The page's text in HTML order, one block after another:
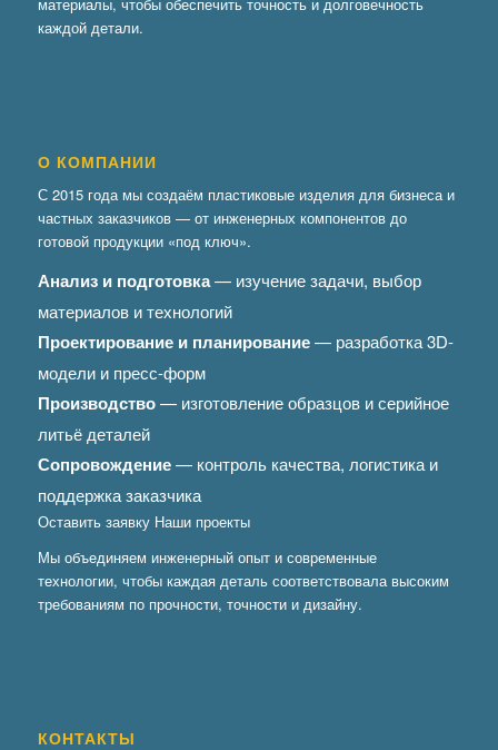
каждой детали.
О КОМПАНИИ
С 2015 года мы создаём пластиковые изделия для бизнеса и
частных заказчиков — от инженерных компонентов до
готовой продукции «под ключ».
Анализ и подготовка— изучение задачи, выбор
материалов и технологий
Проектирование и планирование— разработка 3D-
модели и пресс-форм
Производство— изготовление образцов и серийное
литьё деталей
Сопровождение— контроль качества, логистика и
поддержка заказчика
Оставить заявку Наши проекты
Мы объединяем инженерный опыт и современные
технологии, чтобы каждая деталь соответствовала высоким
требованиям по прочности, точности и дизайну.
КОНТАКТЫ